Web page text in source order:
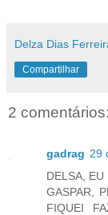
Delza Dias
Compartilhar
2 comentários:
gadrag 29
DELSA, EU
GASPAR,
FIQUEI